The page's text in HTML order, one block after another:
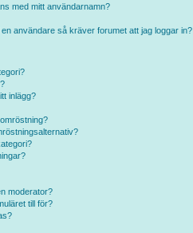
med mitt användarnamn?
användare så kräver forumet att jag loggar in?
inlägg?
moderator?
till för?